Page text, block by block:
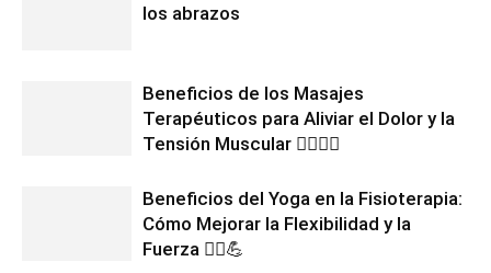
los abrazos
Beneficios de los Masajes
Terapéuticos para Aliviar el Dolor y la
Tensión Muscular 💆‍♂️💆‍♀️
Beneficios del Yoga en la Fisioterapia:
Cómo Mejorar la Flexibilidad y la
Fuerza 🧘‍♀️💪